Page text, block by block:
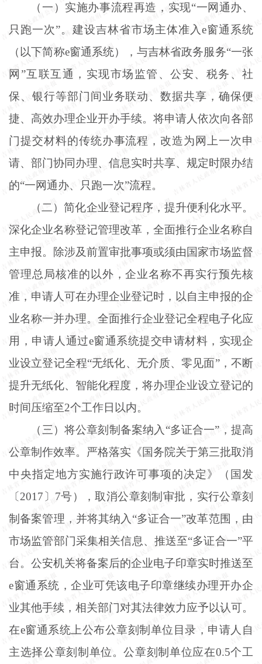
（一）实施办事流程再造，实现“一网通办、
只跑一次”。建设吉林省市场主体准入e窗通系统
（以下简称e窗通系统），与吉林省政务服务“一张
网”互联互通，实现市场监管、公安、税务、社
保、银行等部门间业务联动、数据共享，确保便
捷、高效办理企业开办手续。将申请人依次向各部
门提交材料的传统办事流程，改造为网上一次申
请、部门协同办理、信息实时共享、规定时限办结
的“一网通办、只跑一次”流程。
（二）简化企业登记程序，提升便利化水平。
深化企业名称登记管理改革，全面推行企业名称自
主申报。除涉及前置审批事项或须由国家市场监督
管理总局核准的以外，企业名称不再实行预先核
准，申请人可在办理企业登记时，以自主申报的企
业名称一并办理。全面推行企业登记全程电子化应
用，申请人通过e窗通系统提交申请材料，实现企
业设立登记全程“无纸化、无介质、零见面”，不断
提升无纸化、智能化程度，将办理企业设立登记的
时间压缩至2个工作日以内。
（三）将公章刻制备案纳入 “多证合一”，提高
公章制作效率。严格落实《国务院关于第三批取消
中央指定地方实施行政许可事项的决定》（国发
〔2017〕7号），取消公章刻制审批，实行公章刻
制备案管理，并将其纳入“多证合一”改革范围，由
市场监管部门采集相关信息、推送至“多证合一”平
台。公安机关将备案后的企业电子印章实时推送至
e窗通系统，企业可凭该电子印章继续办理开办企
业其他手续，相关部门对其法律效力应予以认可。
在e窗通系统上公布公章刻制单位目录，申请人自
主选择公章刻制单位。公章刻制单位应在0.5个工